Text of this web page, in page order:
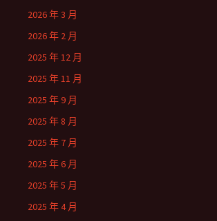
2026 年 3 月
2026 年 2 月
2025 年 12 月
2025 年 11 月
2025 年 9 月
2025 年 8 月
2025 年 7 月
2025 年 6 月
2025 年 5 月
2025 年 4 月